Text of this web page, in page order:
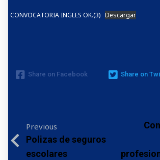
CONVOCATORIA INGLES OK.(3) Descargar
Share on Facebook Share on
Previous
Polizas de seguros
escolares